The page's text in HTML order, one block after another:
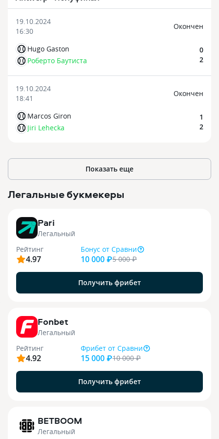
19.10.2024
16:30
Hugo Gaston
Роберто Баутиста
Oкончен
0
2
19.10.2024
18:41
Marcos Giron
Jiri Lehecka
Oкончен
1
2
Показать еще
Легальные букмекеры
Pari
Легальный
Рейтинг
4.97
Бонус от Сравни
10 000 ₽5 000₽
Получить фрибет
Fonbet
Легальный
Рейтинг
4.92
Фрибет от Сравни
15 000 ₽10 000₽
Получить фрибет
BETBOOM
Легальный